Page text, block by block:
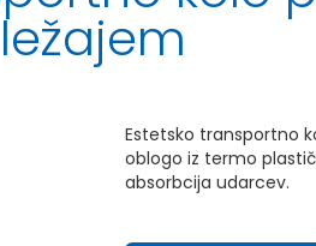
Estetsko transportno
oblogo iz termo
absorbcija udarcev.